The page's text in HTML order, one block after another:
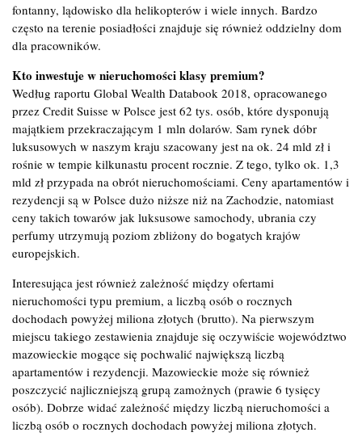
fontanny, lądowisko dla helikopterów i wiele innych. Bardzo
często na terenie posiadłości znajduje się również oddzielny dom
dla pracowników.
Kto inwestuje w nieruchomości klasy premium?
Według raportu Global Wealth Databook 2018, opracowanego
przez Credit Suisse w Polsce jest 62 tys. osób, które dysponują
majątkiem przekraczającym 1 mln dolarów. Sam rynek dóbr
luksusowych w naszym kraju szacowany jest na ok. 24 mld zł i
rośnie w tempie kilkunastu procent rocznie. Z tego, tylko ok. 1,3
mld zł przypada na obrót nieruchomościami. Ceny apartamentów i
rezydencji są w Polsce dużo niższe niż na Zachodzie, natomiast
ceny takich towarów jak luksusowe samochody, ubrania czy
perfumy utrzymują poziom zbliżony do bogatych krajów
europejskich.
Interesująca jest również zależność między ofertami
nieruchomości typu premium, a liczbą osób o rocznych
dochodach powyżej miliona złotych (brutto). Na pierwszym
miejscu takiego zestawienia znajduje się oczywiście województwo
mazowieckie mogące się pochwalić największą liczbą
apartamentów i rezydencji. Mazowieckie może się również
poszczycić najliczniejszą grupą zamożnych (prawie 6 tysięcy
osób). Dobrze widać zależność między liczbą nieruchomości a
liczbą osób o rocznych dochodach powyżej miliona złotych.